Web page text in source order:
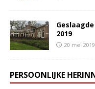
2019
20 mei 2019
PERSOONLIJKE